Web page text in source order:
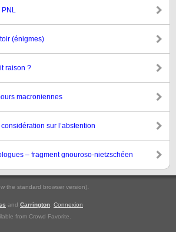
PNL
(énigmes)
raison ?
macroniennes
sur l’abstention
– fragment gnouroso-nietzschéen
the standard browser version).
and Carrington Connexion
from Crowd Favorite.